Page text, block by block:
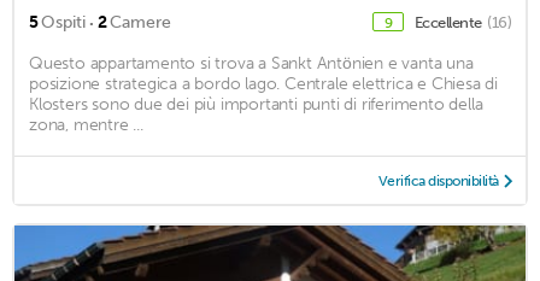
5Ospiti · 2Camere 9 Eccellente (16)
Questo appartamento si trova a Sankt Antönien e vanta una
posizione strategica a bordo lago. Centrale elettrica e Chiesa di
Klosters sono due dei più importanti punti di riferimento della
zona, mentre ...
Verifica disponibilità